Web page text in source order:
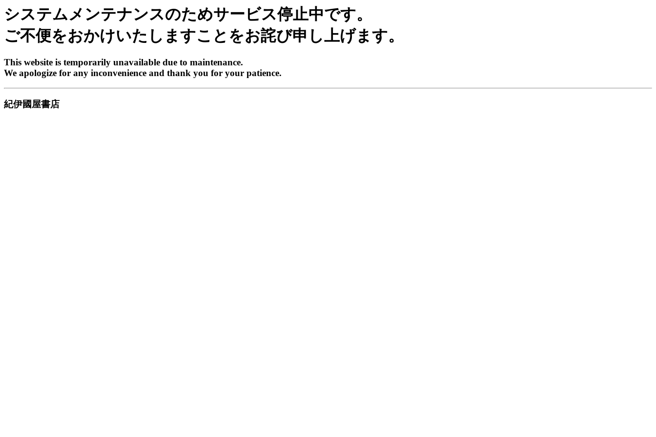
システムメンテナンスのためサービス停止中です。
ご不便をおかけいたしますことをお詫び申し上げます。
This website is temporarily unavailable due to maintenance.
We apologize for any inconvenience and thank you for your patience.
紀伊國屋書店